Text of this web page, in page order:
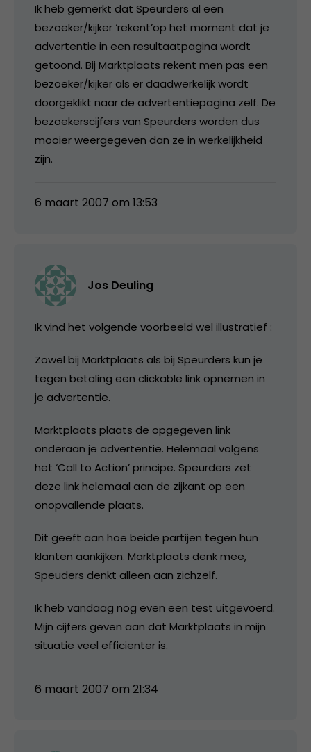
Ik heb gemerkt dat Speurders al een
bezoeker/kijker ‘rekent’op het moment dat je
advertentie in een resultaatpagina wordt
getoond. Bij Marktplaats rekent men pas een
bezoeker/kijker als er daadwerkelijk wordt
doorgeklikt naar de advertentiepagina zelf. De
bezoekerscijfers van Speurders worden dus
mooier weergegeven dan ze in werkelijkheid
zijn.
6 maart 2007 om 13:53
Jos Deuling
Ik vind het volgende voorbeeld wel illustratief :
Zowel bij Marktplaats als bij Speurders kun je
tegen betaling een clickable link opnemen in
je advertentie.
Marktplaats plaats de opgegeven link
onderaan je advertentie. Helemaal volgens
het ‘Call to Action’ principe. Speurders zet
deze link helemaal aan de zijkant op een
onopvallende plaats.
Dit geeft aan hoe beide partijen tegen hun
klanten aankijken. Marktplaats denk mee,
Speuders denkt alleen aan zichzelf.
Ik heb vandaag nog even een test uitgevoerd.
Mijn cijfers geven aan dat Marktplaats in mijn
situatie veel efficienter is.
6 maart 2007 om 21:34